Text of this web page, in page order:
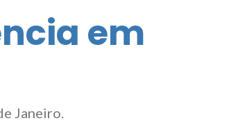
em
Janeiro.